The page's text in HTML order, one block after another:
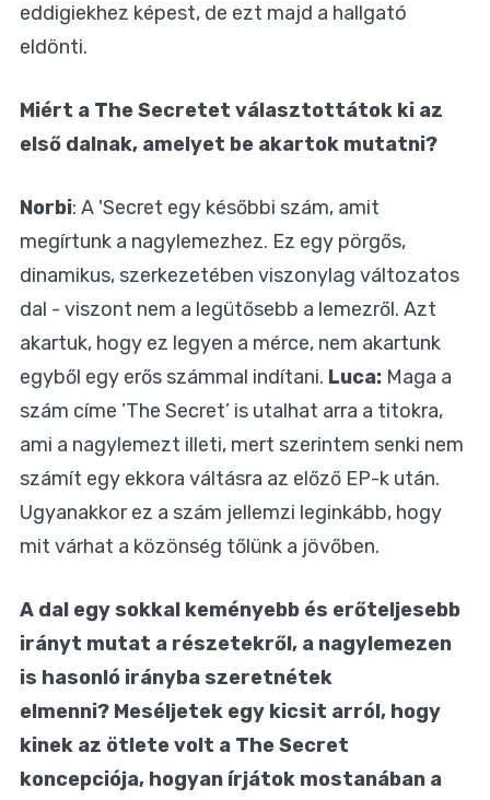
eddigiekhez képest, de ezt majd a hallgató
eldönti.
Miért a The Secretet választottátok ki az
első dalnak, amelyet be akartok mutatni?
Norbi: A 'Secret egy későbbi szám, amit
megírtunk a nagylemezhez. Ez egy pörgős,
dinamikus, szerkezetében viszonylag változatos
dal - viszont nem a legütősebb a lemezről. Azt
akartuk, hogy ez legyen a mérce, nem akartunk
egyből egy erős számmal indítani. Luca: Maga a
szám címe ’The Secret’ is utalhat arra a titokra,
ami a nagylemezt illeti, mert szerintem senki nem
számít egy ekkora váltásra az előző EP-k után.
Ugyanakkor ez a szám jellemzi leginkább, hogy
mit várhat a közönség tőlünk a jövőben.
A dal egy sokkal keményebb és erőteljesebb
irányt mutat a részetekről, a nagylemezen
is hasonló irányba szeretnétek
elmenni? Meséljetek egy kicsit arról, hogy
kinek az ötlete volt a The Secret
koncepciója, hogyan írjátok mostanában a